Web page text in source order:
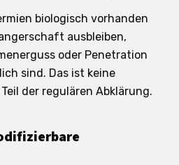
biologisch vorhanden
ausbleiben,
oder Penetration
sind. Das ist keine
der regulären Abklärung.